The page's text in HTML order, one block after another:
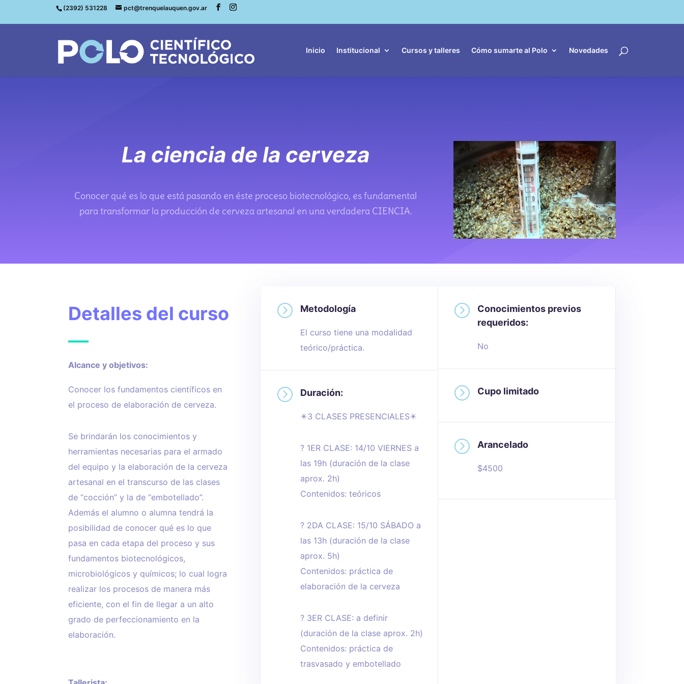
(2392) 531228 pct@trenquelauquen.gov.ar
Inicio Institucional Cursos y talleres Cómo sumarte al Polo Novedades
La ciencia de la cerveza
Conocer qué es lo que está pasando en éste proceso biotecnológico, es fundamental
para transformar la producción de cerveza artesanal en una verdadera CIENCIA.
Detalles del curso
Alcance y objetivos:
Conocer los fundamentos científicos en
el proceso de elaboración de cerveza.
Se brindarán los conocimientos y
herramientas necesarias para el armado
del equipo y la elaboración de la cerveza
artesanal en el transcurso de las clases
de “cocción” y la de “embotellado”.
Además el alumno o alumna tendrá la
posibilidad de conocer qué es lo que
pasa en cada etapa del proceso y sus
fundamentos biotecnológicos,
microbiológicos y químicos; lo cual logra
realizar los procesos de manera más
eficiente, con el fin de llegar a un alto
grado de perfeccionamiento en la
elaboración.
= Metodología
El curso tiene una modalidad
teórico/práctica.
= Duración:
✴️3 CLASES PRESENCIALES✴️
? 1ER CLASE: 14/10 VIERNES a
las 19h (duración de la clase
aprox. 2h)
Contenidos: teóricos
? 2DA CLASE: 15/10 SÁBADO a
las 13h (duración de la clase
aprox. 5h)
Contenidos: práctica de
elaboración de la cerveza
? 3ER CLASE: a definir
(duración de la clase aprox. 2h)
Contenidos: práctica de
trasvasado y embotellado
=
Conocimientos previos
requeridos:
No
= Cupo limitado
= Arancelado
$4500